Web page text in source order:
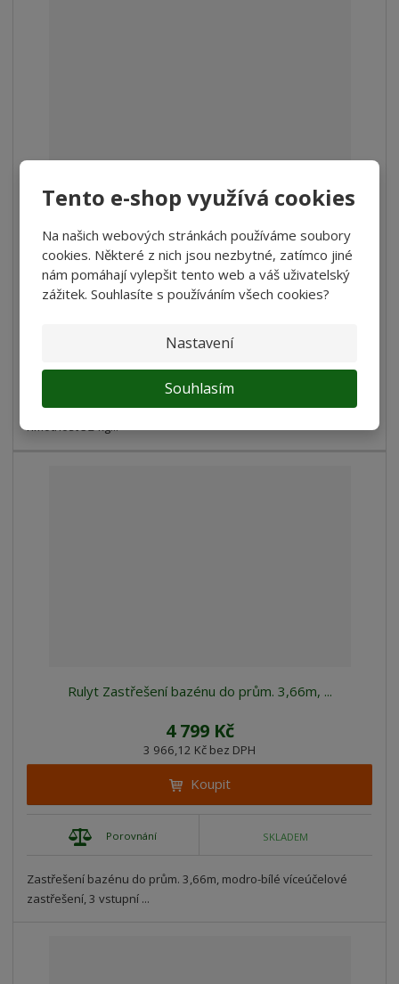
Tento e-shop využívá cookies
Na našich webových stránkách používáme soubory
cookies. Některé z nich jsou nezbytné, zatímco jiné
nám pomáhají vylepšit tento web a váš uživatelský
zážitek. Souhlasíte s používáním všech cookies?
Nastavení
Souhlasím
4 099 Kč
3 387,60 Kč bez DPH
Stůl dřevěný masiv TOHOS tloušťka dřeva 4x8 cm materiál smrk
hmotnost 32 kg...
Rulyt Zastřešení bazénu do prům. 3,66m, ...
4 799 Kč
3 966,12 Kč bez DPH
Koupit
Porovnání SKLADEM
Zastřešení bazénu do prům. 3,66m, modro-bílé víceúčelové
zastřešení, 3 vstupní ...